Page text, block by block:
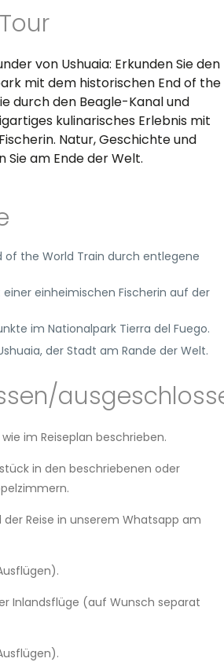
von Ushuaia: Erkunden Sie den
mit dem historischen End of the
durch den Beagle-Kanal und
kulinarisches Erlebnis mit
Natur, Geschichte und
Sie am Ende der Welt.
of the World Train durch entlegene
einheimischen Fischerin auf der
im Nationalpark Tierra del Fuego.
der Stadt am Rande der Welt.
im Reiseplan beschrieben.
in den beschriebenen oder
Reise in unserem Whatsapp am
Inlandsflüge (auf Wunsch separat